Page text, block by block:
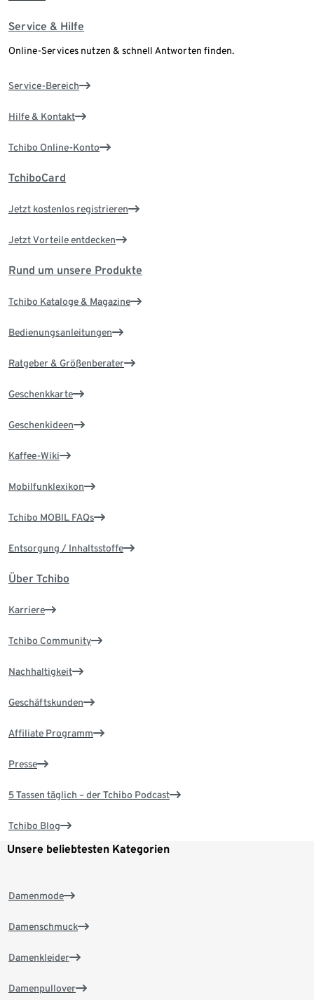
Service & Hilfe
Online-Services nutzen & schnell Antworten finden.
Service-Bereich
Hilfe & Kontakt
Tchibo Online-Konto
TchiboCard
Jetzt kostenlos registrieren
Jetzt Vorteile entdecken
Rund um unsere Produkte
Tchibo Kataloge & Magazine
Bedienungsanleitungen
Ratgeber & Größenberater
Geschenkkarte
Geschenkideen
Kaffee-Wiki
Mobilfunklexikon
Tchibo MOBIL FAQs
Entsorgung / Inhaltsstoffe
Über Tchibo
Karriere
Tchibo Community
Nachhaltigkeit
Geschäftskunden
Affiliate Programm
Presse
5 Tassen täglich – der Tchibo Podcast
Tchibo Blog
Unsere beliebtesten Kategorien
Damenmode
Damenschmuck
Damenkleider
Damenpullover